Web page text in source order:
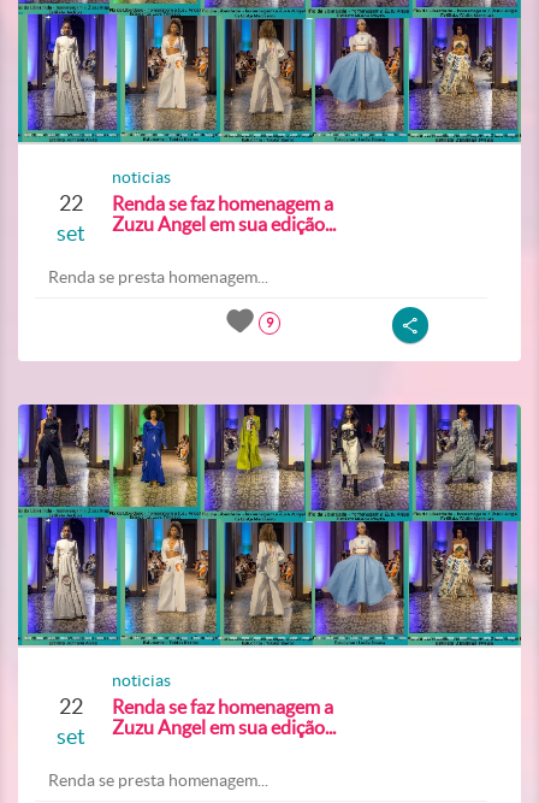
22
set
noticias
Renda se faz homenagem a
Zuzu Angel em sua edição...
Renda se presta homenagem...
9
22
set
noticias
Renda se faz homenagem a
Zuzu Angel em sua edição...
Renda se presta homenagem...